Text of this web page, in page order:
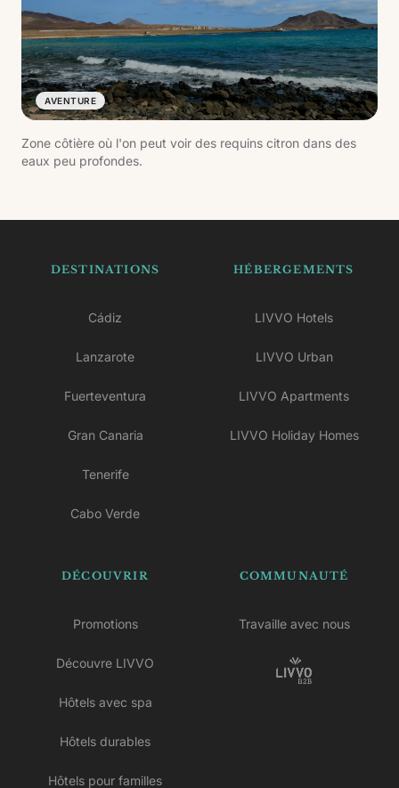
AVENTURE
Zone côtière où l'on peut voir des requins citron dans des
eaux peu profondes.
DESTINATIONS
Cádiz
Lanzarote
Fuerteventura
Gran Canaria
Tenerife
Cabo Verde
HÉBERGEMENTS
LIVVO Hotels
LIVVO Urban
LIVVO Apartments
LIVVO Holiday Homes
DÉCOUVRIR
Promotions
Découvre LIVVO
Hôtels avec spa
Hôtels durables
Hôtels pour familles
COMMUNAUTÉ
Travaille avec nous